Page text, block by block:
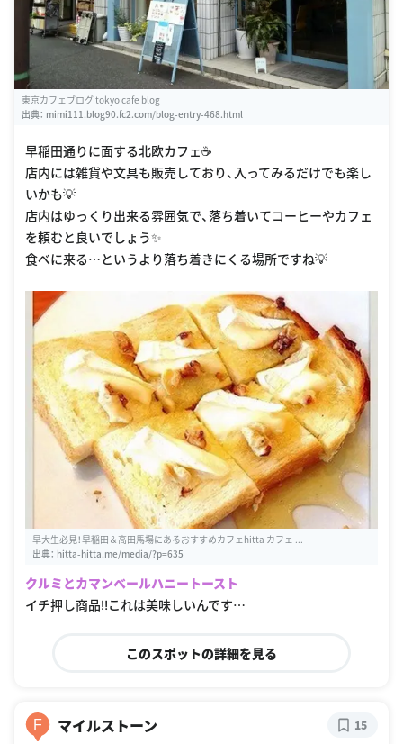
東京カフェブログ tokyo cafe blog
出典： mimi111.blog90.fc2.com/blog-entry-468.html
早稲田通りに面する北欧カフェ☕️
店内には雑貨や文具も販売しており、入ってみるだけでも楽し
いかも💡
店内はゆっくり出来る雰囲気で、落ち着いてコーヒーやカフェ
を頼むと良いでしょう✨
食べに来る…というより落ち着きにくる場所ですね💡
早大生必見！早稲田＆高田馬場にあるおすすめカフェhitta カフェ ...
出典： hitta-hitta.me/media/?p=635
クルミとカマンベールハニートースト
イチ押し商品‼️これは美味しいんです…
このスポットの詳細を見る
F マイルストーン 15